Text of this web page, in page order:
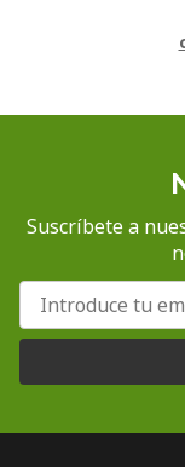
Suscríbete a